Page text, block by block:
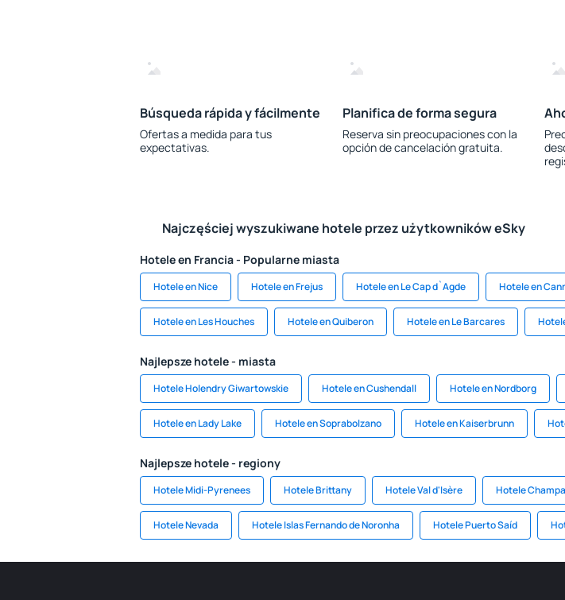
Búsqueda rápida y fácilmente
Ofertas a medida para tus
expectativas.
Planifica de forma segura
Reserva sin preocupaciones con la
opción de cancelación gratuita.
Najczęściej wyszukiwane hotele przez użytkowników eSky
Hotele en Francia - Popularne miasta
Hotele en Nice Hotele en Frejus Hotele en Le Cap d`Agde Hotele en
Hotele en Les Houches Hotele en Quiberon Hotele en Le Barcares
Najlepsze hotele - miasta
Hotele Holendry Giwartowskie Hotele en Cushendall Hotele en Nordborg
Hotele en Lady Lake Hotele en Soprabolzano Hotele en Kaiserbrunn
Najlepsze hotele - regiony
Hotele Midi-Pyrenees Hotele Brittany Hotele Val d'Isère Hotele
Hotele Nevada Hotele Islas Fernando de Noronha Hotele Puerto Saíd